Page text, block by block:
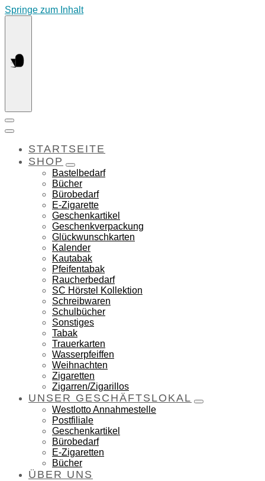
Springe zum Inhalt
STARTSEITE
SHOP
Bastelbedarf
Bücher
Bürobedarf
E-Zigarette
Geschenkartikel
Geschenkverpackung
Glückwunschkarten
Kalender
Kautabak
Pfeifentabak
Raucherbedarf
SC Hörstel Kollektion
Schreibwaren
Schulbücher
Sonstiges
Tabak
Trauerkarten
Wasserpfeiffen
Weihnachten
Zigaretten
Zigarren/Zigarillos
UNSER GESCHÄFTSLOKAL
Westlotto Annahmestelle
Postfiliale
Geschenkartikel
Bürobedarf
E-Zigaretten
Bücher
ÜBER UNS